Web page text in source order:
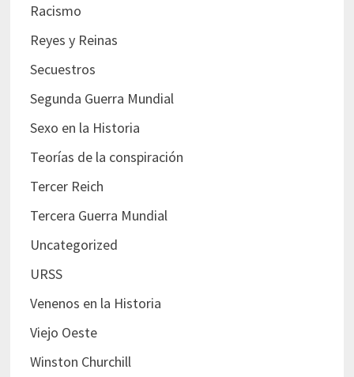
Racismo
Reyes y Reinas
Secuestros
Segunda Guerra Mundial
Sexo en la Historia
Teorías de la conspiración
Tercer Reich
Tercera Guerra Mundial
Uncategorized
URSS
Venenos en la Historia
Viejo Oeste
Winston Churchill